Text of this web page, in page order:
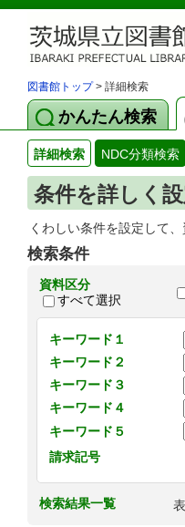
図書館トップ> 詳細検索
かんたん検索
詳細検索 NDC分類検索
条件を詳しく
くわしい条件を設定して
検索条件
資料区分
すべて選択
キーワード１
キーワード２
キーワード３
キーワード４
キーワード５
請求記号
検索結果一覧